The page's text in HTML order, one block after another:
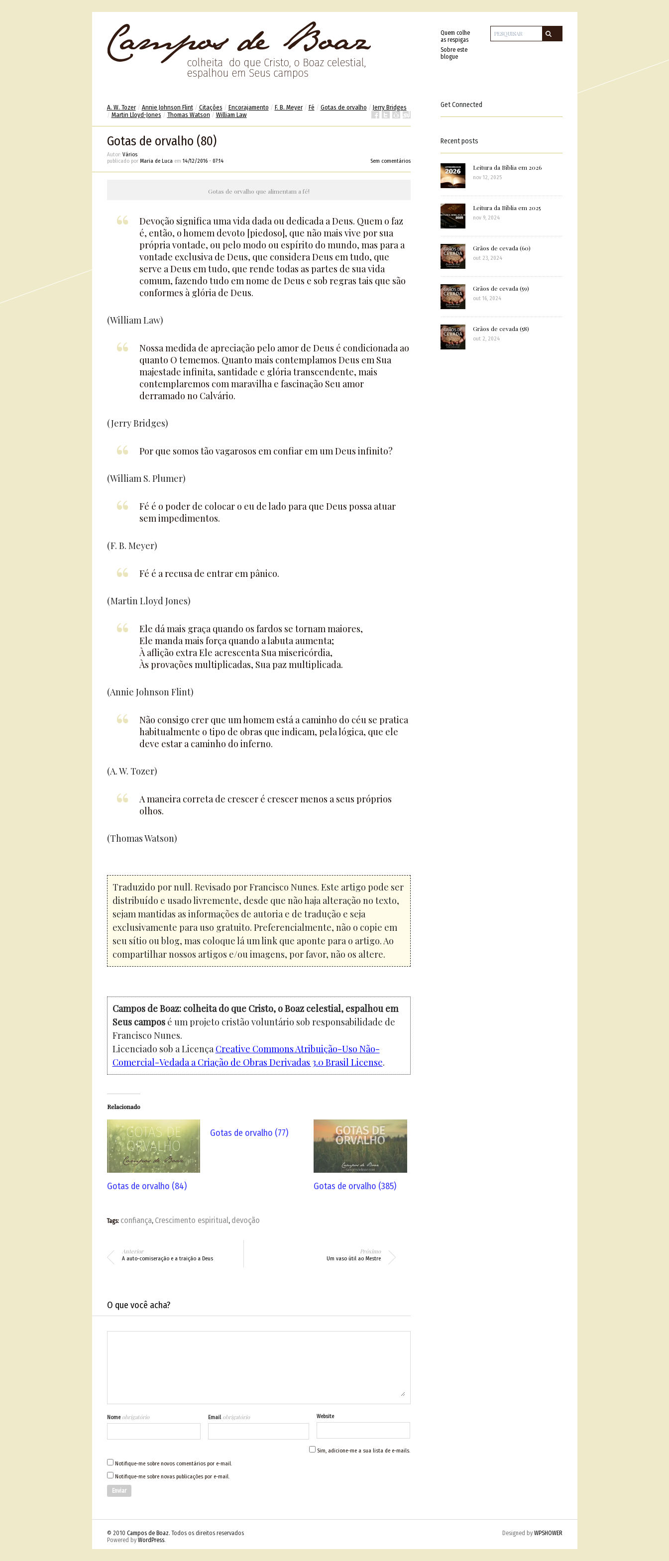
Quem colhe
as respigas
Sobre este
blogue
A. W. Tozer / Annie Johnson Flint / Citações / Encorajamento / F. B. Meyer / Fé / Gotas de orvalho / Jerry Bridges
/ Martin Lloyd-Jones / Thomas Watson / William Law
Gotas de orvalho (80)
Autor: Vários
publicado por Maria de Lucaem 14/12/2016• 07:14 Sem comentários
Gotas de orvalho que alimentam a fé!
Devoção significa uma vida dada ou dedicada a Deus. Quem o faz
é, então, o homem devoto [piedoso], que não mais vive por sua
própria vontade, ou pelo modo ou espírito do mundo, mas para a
vontade exclusiva de Deus, que considera Deus em tudo, que
serve a Deus em tudo, que rende todas as partes de sua vida
comum, fazendo tudo em nome de Deus e sob regras tais que são
conformes à glória de Deus.
(William Law)
Nossa medida de apreciação pelo amor de Deus é condicionada ao
quanto O tememos. Quanto mais contemplamos Deus em Sua
majestade infinita, santidade e glória transcendente, mais
contemplaremos com maravilha e fascinação Seu amor
derramado no Calvário.
(Jerry Bridges)
Por que somos tão vagarosos em confiar em um Deus infinito?
(William S. Plumer)
Fé é o poder de colocar o eu de lado para que Deus possa atuar
sem impedimentos.
(F. B. Meyer)
Fé é a recusa de entrar em pânico.
(Martin Lloyd Jones)
Ele dá mais graça quando os fardos se tornam maiores,
Ele manda mais força quando a labuta aumenta;
À aflição extra Ele acrescenta Sua misericórdia,
Às provações multiplicadas, Sua paz multiplicada.
(Annie Johnson Flint)
Não consigo crer que um homem está a caminho do céu se pratica
habitualmente o tipo de obras que indicam, pela lógica, que ele
deve estar a caminho do inferno.
(A. W. Tozer)
A maneira correta de crescer é crescer menos a seus próprios
olhos.
(Thomas Watson)
Traduzido por null. Revisado por Francisco Nunes. Este artigo pode ser
distribuído e usado livremente, desde que não haja alteração no texto,
sejam mantidas as informações de autoria e de tradução e seja
exclusivamente para uso gratuito. Preferencialmente, não o copie em
seu sítio ou blog, mas coloque lá um link que aponte para o artigo. Ao
compartilhar nossos artigos e/ou imagens, por favor, não os altere.
Campos de Boaz: colheita do que Cristo, o Boaz celestial, espalhou em
Seus camposé um projeto cristão voluntário sob responsabilidade de
Francisco Nunes.
Licenciado sob a Licença Creative Commons Atribuição-Uso Não-
Comercial-Vedada a Criação de Obras Derivadas 3.0 Brasil License.
Relacionado
Gotas de orvalho (84)
Gotas de orvalho (77)
Gotas de orvalho (385)
Tags: confiança, Crescimento espiritual, devoção
Anterior
A auto-comiseração e a traição a Deus
Próximo
Um vaso útil ao Mestre
O que você acha?
Nome obrigatório Email obrigatório Website
Sim, adicione-me a sua lista de e-mails.
Notifique-me sobre novos comentários por e-mail.
Notifique-me sobre novas publicações por e-mail.
Get Connected
Recent posts
Leitura da Bíblia em 2026
nov 12, 2025
Leitura da Bíblia em 2025
nov 9, 2024
Grãos de cevada (60)
out 23, 2024
Grãos de cevada (59)
out 16, 2024
Grãos de cevada (58)
out 2, 2024
© 2010 Campos de Boaz. Todos os direitos reservados
Powered by WordPress.
Designed by WPSHOWER